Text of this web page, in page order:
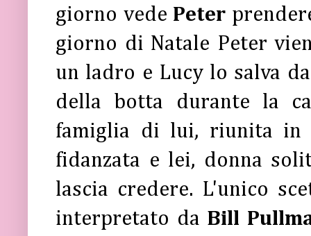
giorno vede Peter
giorno di Natale Peter
un ladro e Lucy lo salva
della botta durante la
famiglia di lui, riunita in
fidanzata e lei, donna
lascia credere. L'unico
interpretato da Bill